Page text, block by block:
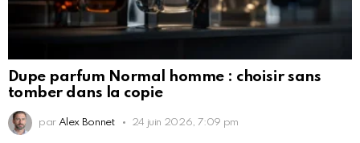
Dupe parfum Normal homme : choisir sans
tomber dans la copie
par Alex Bonnet 24 juin 2026, 7:09 pm